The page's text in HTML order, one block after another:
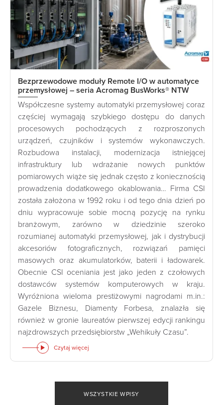
Bezprzewodowe moduły Remote I/O w automatyce
przemysłowej – seria Acromag BusWorks® NTW
Współczesne systemy automatyki przemysłowej coraz
częściej wymagają szybkiego dostępu do danych
procesowych pochodzących z rozproszonych
urządzeń, czujników i systemów wykonawczych.
Rozbudowa instalacji, modernizacja istniejącej
infrastruktury lub wdrażanie nowych punktów
pomiarowych wiąże się jednak często z koniecznością
prowadzenia dodatkowego okablowania… Firma CSI
została założona w 1992 roku i od tego dnia dzień po
dniu wypracowuje sobie mocną pozycję na rynku
branżowym, zarówno w dziedzinie szeroko
rozumianej automatyki przemysłowej, jak i dystrybucji
akcesoriów fotograficznych, rozwiązań pamięci
masowych oraz akumulatorków, baterii i ładowarek.
Obecnie CSI oceniania jest jako jeden z czołowych
dostawców systemów komputerowych w kraju.
Wyróżniona wieloma prestiżowymi nagrodami m.in.:
Gazele Biznesu, Diamenty Forbesa, znalazła się
również w gronie laureatów pierwszej edycji rankingu
najzdrowszych przedsiębiorstw „Wehikuły Czasu”.
Czytaj więcej
WSZYSTKIE WPISY